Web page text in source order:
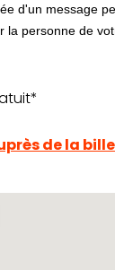
d'un message
la personne de
de la